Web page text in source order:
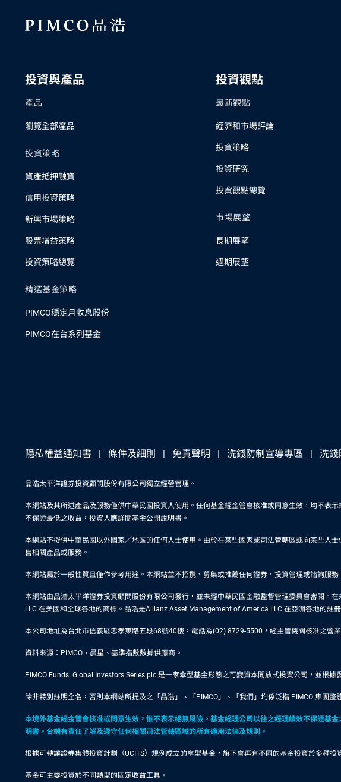
投資與產品
產品
瀏覽全部產品
投資策略
資產抵押融資
信用投資策略
新興市場策略
股票增益策略
投資策略總覽
精選基金策略
PIMCO穩定月收息股份
PIMCO在台系列基金
投資觀點
最新觀點
經濟和市場評論
投資策略
投資研究
投資觀點總覽
市場展望
長期展望
週期展望
隱私權益通知書 條件及細則 免責聲明 洗錢防制宣導專區 洗錢
品浩太平洋證券投資顧問股份有限公司獨立經營管理。
本網站及其所述產品及服務僅供中華民國投資人使用。任何基金經金管會核准或同意生效，均不表
不保證最低之收益，投資人應詳閱基金公開說明書。
本網站不擬供中華民國以外國家／地區的任何人士使用。由於在某些國家或司法管轄區或向某些人
售相關產品或服務。
本網站屬於一般性質且僅作參考用途。本網站並不招攬、募集或推薦任何證券、投資管理或諮詢服
本網站由品浩太平洋證券投資顧問股份有限公司發行，並未經中華民國金融監督管理委員會審閱。
LLC 在美國和全球各地的商標。品浩是Allianz Asset Management of America LLC 在亞洲各地的註
本公司地址為台北市信義區忠孝東路五段68號40樓，電話為(02) 8729-5500，經主管機關核准之營
資料來源：PIMCO、晨星、基準指數數據供應商。
PIMCO Funds: Global Investors Series plc 是一家傘型基金形態之可變資本開放式投資公司，並根
除非特別註明全名，否則本網站所提及之「品浩」、「PIMCO」、「我們」均係泛指 PIMCO 集團
本境外基金經金管會核准或同意生效，惟不表示絕無風險。基金經理公司以往之經理績效不保證基
明書。台端有責任了解及遵守任何相關司法管轄區域的所有適用法律及規則。
根據可轉讓證券集體投資計劃（UCITS）規例成立的傘型基金，旗下會再有不同的基金投資於多種
基金可主要投資於不同類型的固定收益工具。